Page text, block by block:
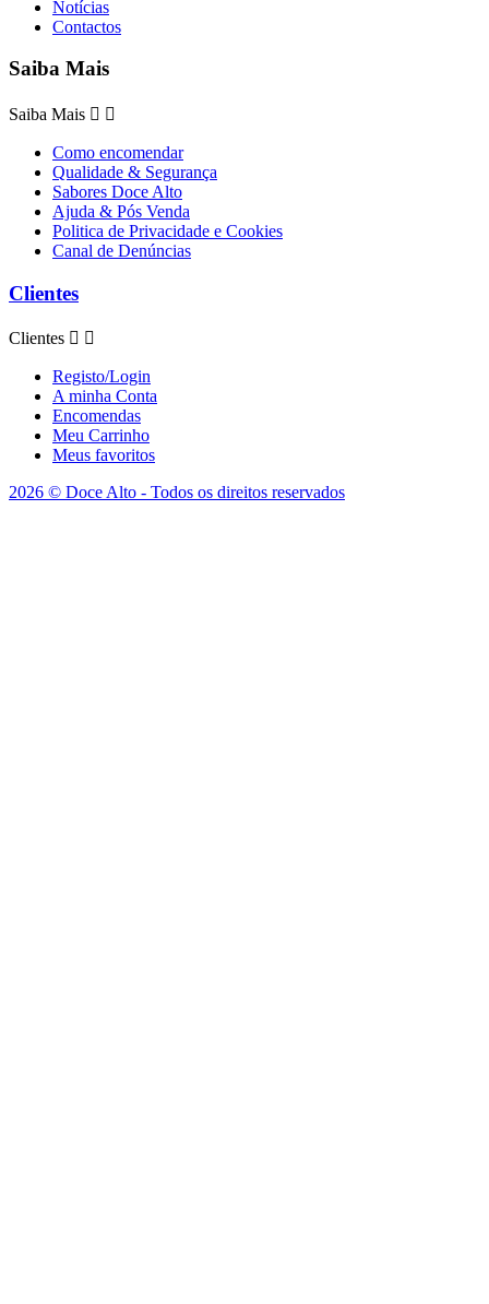
Notícias
Contactos
Saiba Mais
Saiba Mais  
Como encomendar
Qualidade & Segurança
Sabores Doce Alto
Ajuda & Pós Venda
Politica de Privacidade e Cookies
Canal de Denúncias
Clientes
Clientes  
Registo/Login
A minha Conta
Encomendas
Meu Carrinho
Meus favoritos
2026 © Doce Alto - Todos os direitos reservados